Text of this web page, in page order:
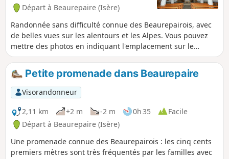
Départ à Beaurepaire (Isère)
Randonnée sans difficulté connue des Beaurepairois, avec
de belles vues sur les alentours et les Alpes. Vous pouvez
mettre des photos en indiquant l'emplacement sur le
circuit.
Petite promenade dans Beaurepaire
Visorandonneur
2,11 km
+2 m -2 m 0h 35
Facile
Départ à Beaurepaire (Isère)
Une promenade connue des Beaurepairois : les cinq cents
premiers mètres sont très fréquentés par les familles avec